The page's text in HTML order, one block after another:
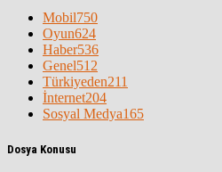
Mobil750
Oyun624
Haber536
Genel512
Türkiyeden211
İnternet204
Sosyal Medya165
Dosya Konusu